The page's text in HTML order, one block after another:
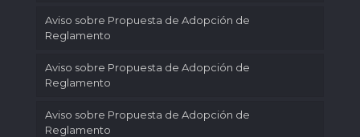
Aviso sobre Propuesta de Adopción de
Reglamento
Aviso sobre Propuesta de Adopción de
Reglamento
Aviso sobre Propuesta de Adopción de
Reglamento